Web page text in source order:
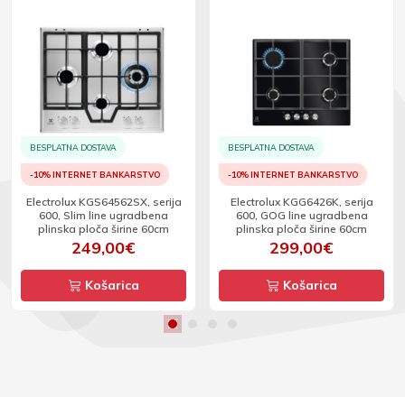
BESPLATNA DOSTAVA
-10% INTERNET BANKARSTVO
Electrolux KGS64562SX, serija
600, Slim line ugradbena
plinska ploča širine 60cm
249,00€
Košarica
BESPLATNA DOSTAVA
-10% INTERNET BANKARSTVO
Electrolux KGG6426K, serija
600, GOG line ugradbena
plinska ploča širine 60cm
299,00€
Košarica